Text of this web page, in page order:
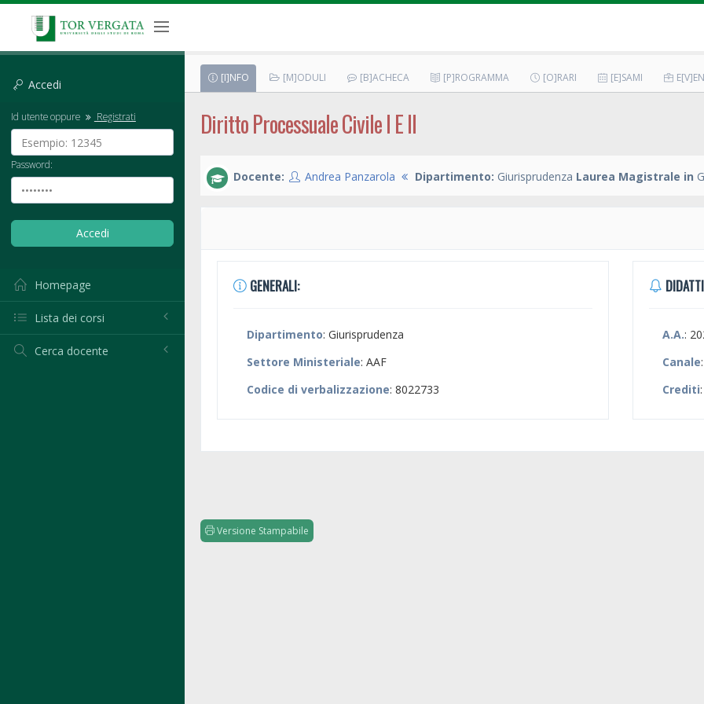
Accedi
Id utente oppure Registrati
Password:
Homepage
Lista dei corsi
Cerca docente
[I]NFO [M]ODULI [B]ACHECA [P]ROGRAMMA [O]RARI [E]SAMI
Diritto Processuale Civile I E II
Docente: Andrea Panzarola Dipartimento: Giurisprudenza Laurea Magistrale in
GENERALI:
Dipartimento: Giurisprudenza
Settore Ministeriale: AAF
Codice di verbalizzazione: 8022733
A.A.:
Canale
Crediti
Versione Stampabile